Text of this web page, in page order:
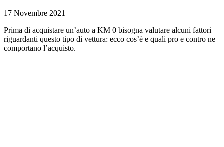
17 Novembre 2021
Prima di acquistare un’auto a KM 0 bisogna valutare alcuni fattori
riguardanti questo tipo di vettura: ecco cos’è e quali pro e contro ne
comportano l’acquisto.